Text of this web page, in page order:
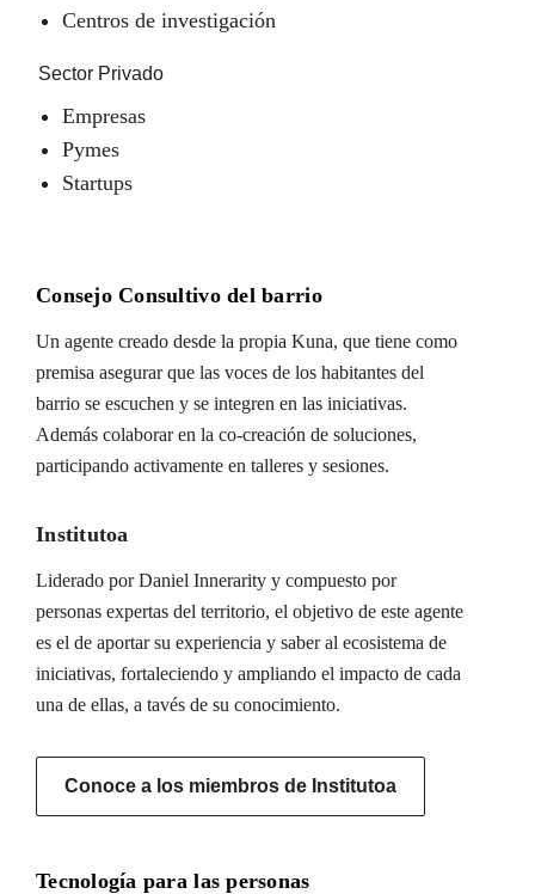
Centros de investigación
Sector Privado
Empresas
Pymes
Startups
Consejo Consultivo del barrio
Un agente creado desde la propia Kuna, que tiene como
premisa asegurar que las voces de los habitantes del
barrio se escuchen y se integren en las iniciativas.
Además colaborar en la co-creación de soluciones,
participando activamente en talleres y sesiones.
Institutoa
Liderado por Daniel Innerarity y compuesto por
personas expertas del territorio, el objetivo de este agente
es el de aportar su experiencia y saber al ecosistema de
iniciativas, fortaleciendo y ampliando el impacto de cada
una de ellas, a tavés de su conocimiento.
Conoce a los miembros de Institutoa
Tecnología para las personas